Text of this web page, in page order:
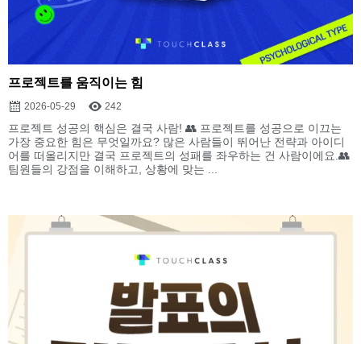
프로젝트를 움직이는 힘
2026-05-29 242
프로젝트 성공의 핵심은 결국 사람! 👥 프로젝트를 성공으로 이끄는
가장 중요한 힘은 무엇일까요? 많은 사람들이 뛰어난 전략과 아이디
어를 떠올리지만 결국 프로젝트의 성패를 좌우하는 건 사람이에요.👥
팀원들의 강점을 이해하고, 상황에 맞는 ...